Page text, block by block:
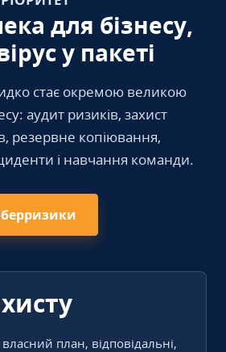
для бізнесу,
у пакеті
стає окремою великою
аудит ризиків, захист
резервне копіювання,
і навчання команди.
власний план, відповідальні,